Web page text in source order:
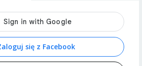
się z Facebook